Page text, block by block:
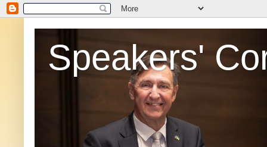
Speakers'